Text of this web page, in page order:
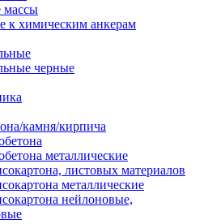
к химическим анкерам
черные
камня/кирпича
металлические
листовых материалов
металлические
нейлоновые,